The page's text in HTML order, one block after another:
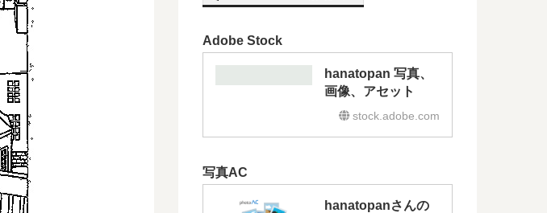
Adobe Stock
hanatopan 写真、
画像、アセット
stock.adobe.com
写真AC
hanatopanさんの